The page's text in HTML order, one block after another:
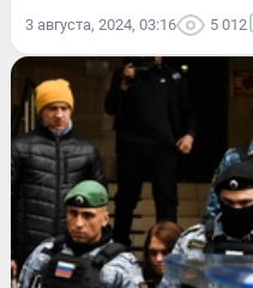
3 августа, 2024, 03:16 5 012